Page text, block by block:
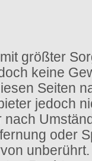
größter
keine
Seiten
jedoch
oder